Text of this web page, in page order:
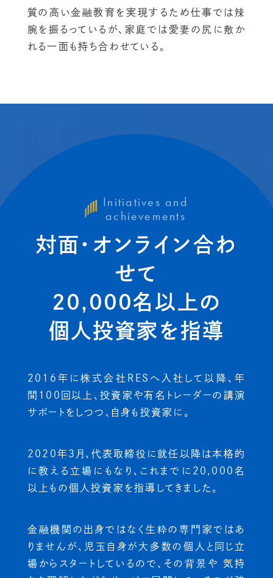
質の高い金融教育を実現するため仕事では辣
腕を振るっているが、家庭では愛妻の尻に敷か
れる一面も持ち合わせている。
Initiatives and
achievements
対面・オンライン合わ
せて
20,000名以上の
個人投資家を指導
2016年に株式会社RESへ入社して以降、年
間100回以上、投資家や有名トレーダーの講演
サポートをしつつ、自身も投資家に。
2020年3月、代表取締役に就任以降は本格的
に教える立場にもなり、これまでに20,000名
以上もの個人投資家を指導してきました。
金融機関の出身ではなく生粋の専門家ではあ
りませんが、児玉自身が大多数の個人と同じ立
場からスタートしているので、その背景や 気持